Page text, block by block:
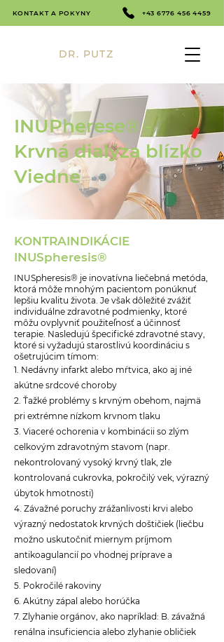
DR. PUTZ
KONTAKT A POKYNY +43 6776 456 4459
INUPherese® -
Krvná dialýza blízko
Viedne
KONTRAINDIKÁCIE
INUSpheresis®
INUSpheresis® je inovatívna liečebná metóda,
ktorá môže mnohým pacientom ponúknuť
lepšiu kvalitu života. Je však dôležité zvážiť
individuálne zdravotné podmienky, ktoré
môžu ovplyvniť použiteľnosť a účinnosť
terapie. Nasledujú špecifické zdravotné stavy,
ktoré si vyžadujú starostlivú koordináciu s
ošetrujúcim tímom:
1. Nedávny infarkt alebo mŕtvica, ako aj iné
akútne srdcové choroby
2. Ťažké problémy s krvným obehom, najmä
pri extrémne nízkom krvnom tlaku
3. Viaceré ochorenia v kombinácii so zlým
celkovým zdravotným stavom (napr.
nekontrolovaný vysoký krvný tlak, zle
kontrolovaná cukrovka, pokročilý vek, výrazný
úbytok hmotnosti)
4. Závažné poruchy zrážanlivosti krvi alebo
výrazný nedostatok krvných doštičiek (liečbu
možno uskutočniť miernym príjmom
antikoagulancií po vhodnej príprave a
sledovaní)
5. Pokročilé rakoviny
6. Akútny zápal alebo horúčka
7. Zlyhanie orgánov, ako napríklad: B. závažná
renálna insuficiencia alebo zlyhanie obličiek